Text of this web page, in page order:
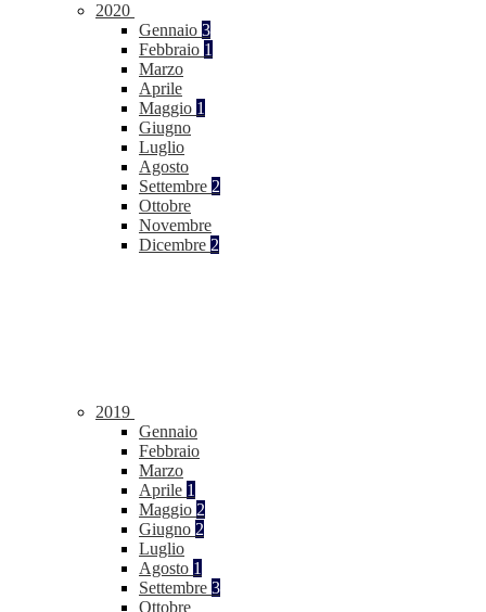
2020
Gennaio 3
Febbraio 1
Marzo
Aprile
Maggio 1
Giugno
Luglio
Agosto
Settembre 2
Ottobre
Novembre
Dicembre 2
2019
Gennaio
Febbraio
Marzo
Aprile 1
Maggio 2
Giugno 2
Luglio
Agosto 1
Settembre 3
Ottobre